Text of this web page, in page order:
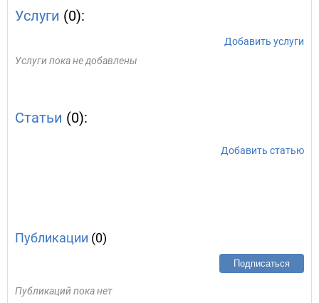
Услуги (0):
Добавить услуги
Услуги пока не добавлены
Статьи (0):
Добавить статью
Публикации (0)
Подписаться
Публикаций пока нет